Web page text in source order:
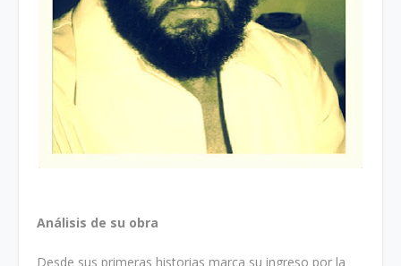
Análisis de su obra
Desde sus primeras historias marca su ingreso por la